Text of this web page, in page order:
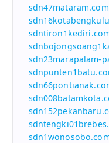
sdn47mataram.com
sdn23marapalam-